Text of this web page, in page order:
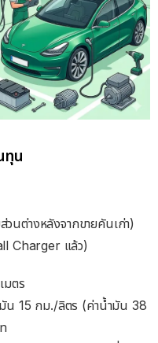
ทุน
นต่างหลังจากขายคันเก่า)
Charger แล้ว)
มตร
น 15 กม./ลิตร (ค่าน้ำมัน 38